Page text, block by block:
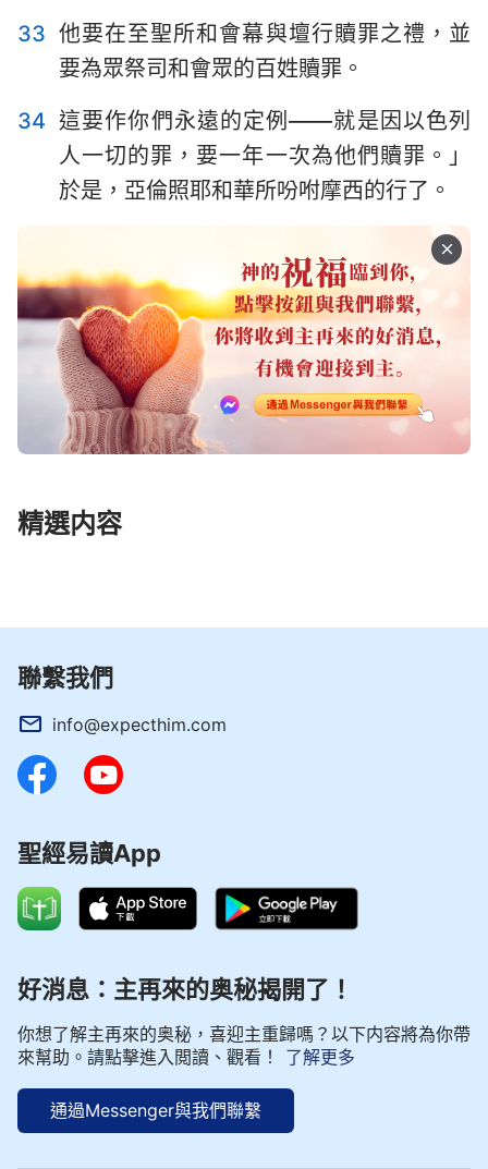
33 他要在至聖所和會幕與壇行贖罪之禮，並
要為眾祭司和會眾的百姓贖罪。
34 這要作你們永遠的定例——就是因以色列
人一切的罪，要一年一次為他們贖罪。」
於是，亞倫照耶和華所吩咐摩西的行了。
精選内容
聯繫我們
info@expecthim.com
聖經易讀App
好消息：主再來的奥秘揭開了！
你想了解主再來的奥秘，喜迎主重歸嗎？以下内容將為你帶
來幫助。請點擊進入閲讀、觀看！
了解更多
通過Messenger與我們聯繫